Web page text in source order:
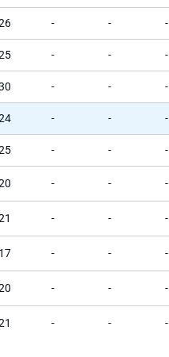
- - -
- - -
- - -
- - -
- - -
- - -
- - -
17 - - -
- - -
- - -